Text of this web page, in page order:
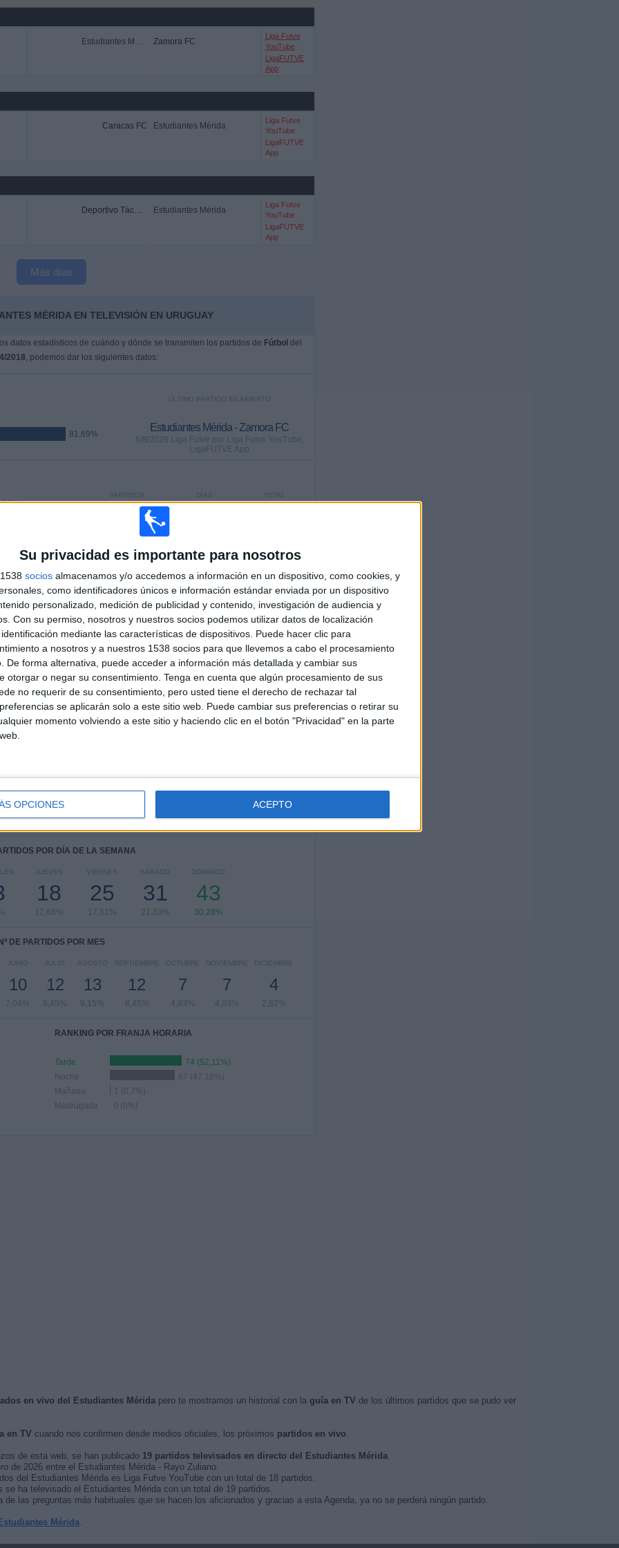
Su privacidad es importante para nosotros
socios almacenamos y/o accedemos a información en un dispositivo, como cookies, y
como identificadores únicos e información estándar enviada por un dispositivo
personalizado, medición de publicidad y contenido, investigación de audiencia y
Con su permiso, nosotros y nuestros socios podemos utilizar datos de localización
mediante las características de dispositivos. Puede hacer clic para
a nosotros y a nuestros 1538 socios para que llevemos a cabo el procesamiento
De forma alternativa, puede acceder a información más detallada y cambiar sus
otorgar o negar su consentimiento. Tenga en cuenta que algún procesamiento de sus
no requerir de su consentimiento, pero usted tiene el derecho de rechazar tal
se aplicarán solo a este sitio web. Puede cambiar sus preferencias o retirar su
momento volviendo a este sitio y haciendo clic en el botón "Privacidad" en la parte
OPCIONES ACEPTO
Estudiantes Mérida Zamora FC
Liga Futve
YouTube
LigaFUTVE
App
Caracas FC Estudiantes Mérida
Liga Futve
YouTube
LigaFUTVE
App
Deportivo Táchira Estudiantes Mérida
Liga Futve
YouTube
LigaFUTVE
App
Más días
MÉRIDA EN TELEVISIÓN EN URUGUAY
datos estadísticos de cuándo y dónde se transmiten los partidos de Fútbol del
2018, podemos dar los siguientes datos:
81,69%
ÚLTIMO PARTIDO EN ABIERTO
Estudiantes Mérida - Zamora FC
6/8/2026 Liga Futve por Liga Futve YouTube,
LigaFUTVE App
TOTAL
DÍAS
PARTIDOS
CONSECUTIVOS
26
RIVALES
MÁXIMO
15
VS Deportivo
Táchira
3
COMPETICIONES
RANKING POR COMPETICIONES
POR DÍA DE LA SEMANA
JUEVES
18
12,68%
VIERNES
25
17,61%
SÁBADO
31
21,83%
DOMINGO
43
30,28%
Nº DE PARTIDOS POR MES
JUNIO
10
7,04%
JULIO
12
8,45%
AGOSTO
13
9,15%
SEPTIEMBRE
12
8,45%
OCTUBRE
7
4,93%
NOVIEMBRE
7
4,93%
DICIEMBRE
4
2,82%
RANKING POR FRANJA HORARIA
Tarde
74 (52,11%)
Noche
67 (47,18%)
Mañana
1 (0,7%)
Madrugada
0 (0%)
en vivo del Estudiantes Méridapero te mostramos un historial con la guía en TV de los últimos partidos que se pudo ver
en TV cuando nos confirmen desde medios oficiales, los próximos partidos en vivo.
de esta web, se han publicado 19 partidos televisados en directo del Estudiantes Mérida.
de 2026 entre el Estudiantes Mérida - Rayo Zuliano.
del Estudiantes Mérida es Liga Futve YouTube con un total de 18 partidos.
ha televisado el Estudiantes Mérida con un total de 19 partidos.
de las preguntas más habituales que se hacen los aficionados y gracias a esta Agenda, ya no se perderá ningún partido.
Mérida.